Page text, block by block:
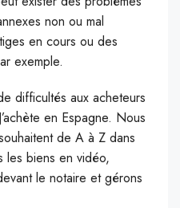
non ou mal
en cours ou des
exemple.
difficultés aux acheteurs
en Espagne. Nous
de A à Z dans
les biens en vidéo,
le notaire et gérons